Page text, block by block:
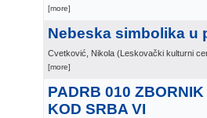
[more]
Nebeska simbolika u
Cvetković, Nikola (Leskovački kulturni
[more]
PADRB 010
KOD SRBA VI